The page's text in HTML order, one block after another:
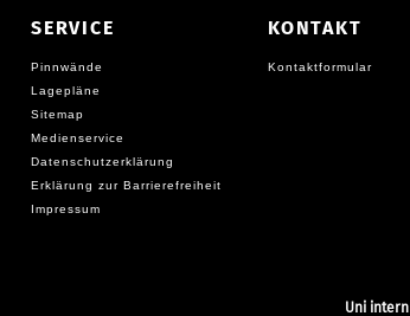
SERVICE
Pinnwände
Lagepläne
Sitemap
Medienservice
Datenschutzerklärung
Erklärung zur Barrierefreiheit
Impressum
KONTAKT
Kontaktformular
Uni intern